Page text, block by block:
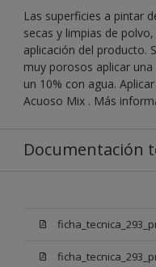
Las superficies a pintar
secas y limpias de
aplicación del producto.
muy porosos aplicar
un 10% con agua.
Acuoso Mix . Más
Documentación